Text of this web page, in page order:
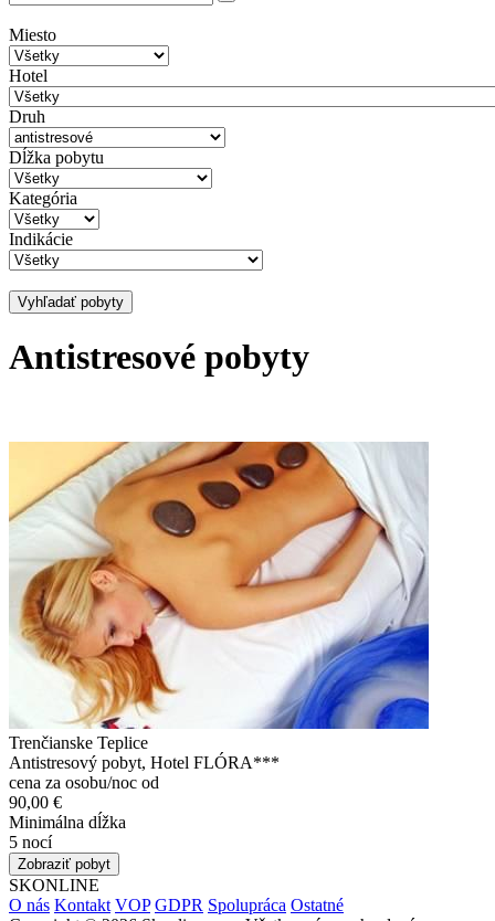
Miesto
Hotel
Druh
Dĺžka pobytu
Kategória
Indikácie
Vyhľadať pobyty
Antistresové pobyty
Trenčianske Teplice
Antistresový pobyt, Hotel FLÓRA***
cena za osobu/noc od
90,00 €
Minimálna dĺžka
5 nocí
Zobraziť pobyt
SKONLINE
O nás Kontakt VOP GDPR Spolupráca Ostatné